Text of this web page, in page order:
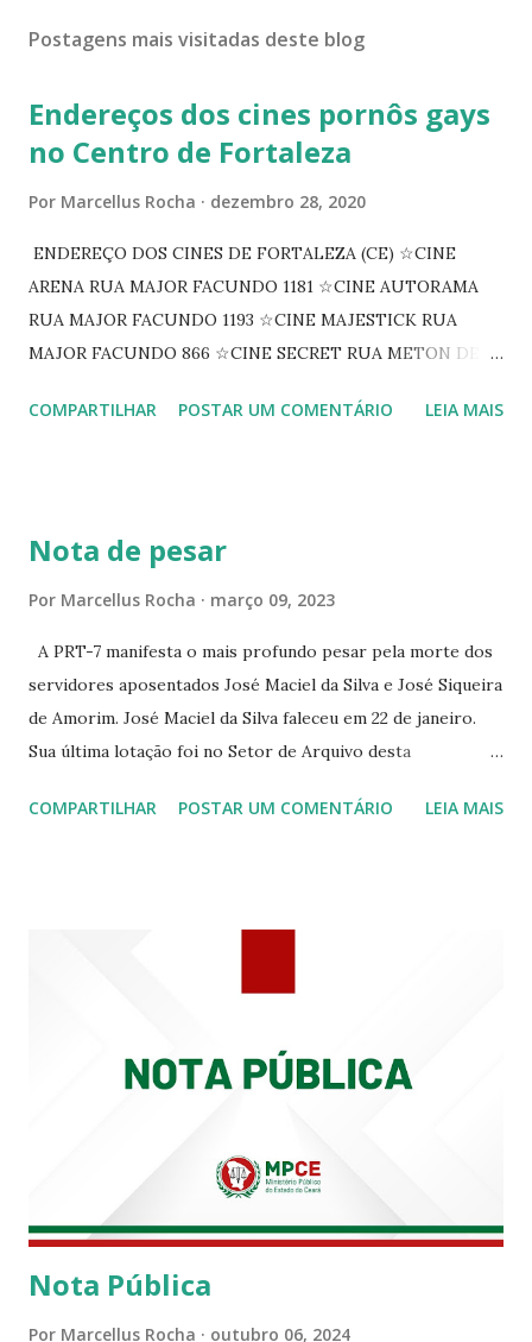
Postagens mais visitadas deste blog
Endereços dos cines pornôs gays
no Centro de Fortaleza
Por Marcellus Rocha dezembro 28, 2020
ENDEREÇO DOS CINES DE FORTALEZA (CE) ☆CINE
ARENA RUA MAJOR FACUNDO 1181 ☆CINE AUTORAMA
RUA MAJOR FACUNDO 1193 ☆CINE MAJESTICK RUA
MAJOR FACUNDO 866 ☆CINE SECRET RUA METON DE
PEIXOTO 1307 ☆CINE IRIS RUA FLORIANO PEIXOTO 1206
☆CINE VIP CLUBE RUA 24 DE MAIO 825 ☆CINE ECLIPSE
COMPARTILHAR POSTAR UM COMENTÁRIO LEIA MAIS
Nota de pesar
Por Marcellus Rocha março 09, 2023
A PRT-7 manifesta o mais profundo pesar pela morte dos
servidores aposentados José Maciel da Silva e José Siqueira
de Amorim. José Maciel da Silva faleceu em 22 de janeiro.
Sua última lotação foi no Setor de Arquivo desta
Siqueira Amorim faleceu em 28 de fevereiro e encerrou a
COMPARTILHAR POSTAR UM COMENTÁRIO LEIA MAIS
Nota Pública
Por Marcellus Rocha outubro 06, 2024